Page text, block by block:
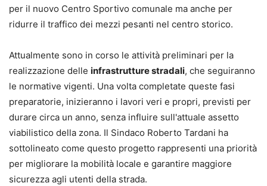
per il nuovo Centro Sportivo comunale ma anche per
ridurre il traffico dei mezzi pesanti nel centro storico.
Attualmente sono in corso le attività preliminari per la
realizzazione delle infrastrutture stradali, che seguiranno
le normative vigenti. Una volta completate queste fasi
preparatorie, inizieranno i lavori veri e propri, previsti per
durare circa un anno, senza influire sull'attuale assetto
viabilistico della zona. Il Sindaco Roberto Tardani ha
sottolineato come questo progetto rappresenti una priorità
per migliorare la mobilità locale e garantire maggiore
sicurezza agli utenti della strada.